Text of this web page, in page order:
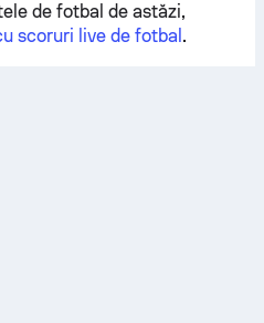
de fotbal de astăzi,
scoruri live de fotbal .